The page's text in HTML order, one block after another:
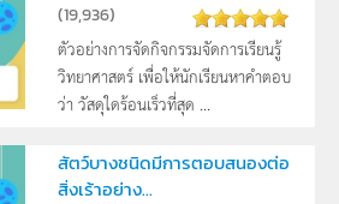
(19,936)
ตัวอย่างการจัดกิจกรรมจัดการเรียนรู้
วิทยาศาสตร์ เพื่อให้นักเรียนหาคำตอบ
ว่า วัสดุใดร้อนเร็วที่สุด ...
สัตว์บางชนิดมีการตอบสนองต่อ
สิ่งเร้าอย่าง...